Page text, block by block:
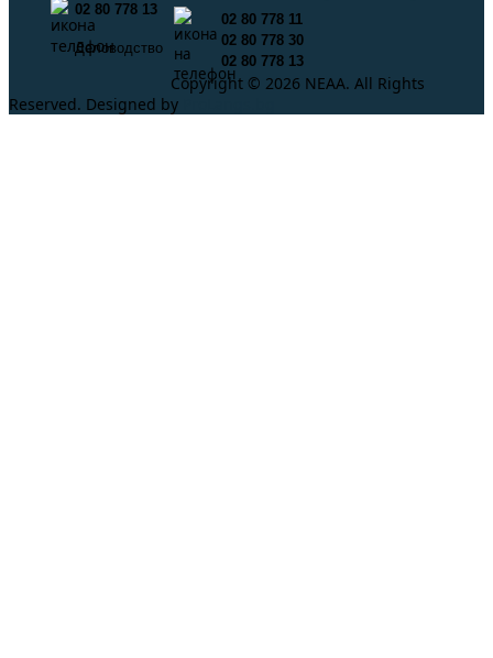
02 80 778 13
Деловодство
02 80 778 11
02 80 778 30
02 80 778 13
Copyright © 2026 NEAA. All Rights
Reserved. Designed by